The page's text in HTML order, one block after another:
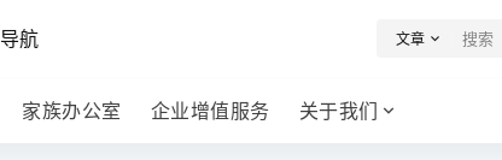
导航 文章
家族办公室 企业增值服务 关于我们